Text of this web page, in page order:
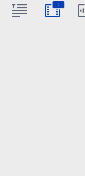
: